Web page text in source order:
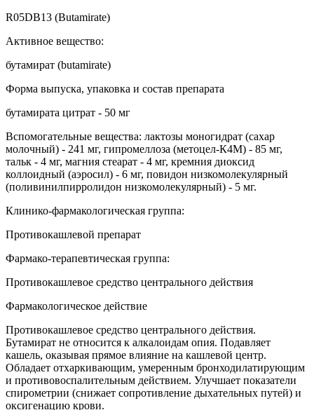
R05DB13 (Butamirate)
Активное вещество:
бутамират (butamirate)
Форма выпуска, упаковка и состав препарата
бутамирата цитрат - 50 мг
Вспомогательные вещества: лактозы моногидрат (сахар
молочный) - 241 мг, гипромеллоза (метоцел-К4М) - 85 мг,
тальк - 4 мг, магния стеарат - 4 мг, кремния диоксид
коллоидный (аэросил) - 6 мг, повидон низкомолекулярный
(поливинилпирролидон низкомолекулярный) - 5 мг.
Клинико-фармакологическая группа:
Противокашлевой препарат
Фармако-терапевтическая группа:
Противокашлевое средство центрального действия
Фармакологическое действие
Противокашлевое средство центрального действия.
Бутамират не относится к алкалоидам опия. Подавляет
кашель, оказывая прямое влияние на кашлевой центр.
Обладает отхаркивающим, умеренным бронходилатирующим
и противовоспалительным действием. Улучшает показатели
спирометрии (снижает сопротивление дыхательных путей) и
оксигенацию крови.